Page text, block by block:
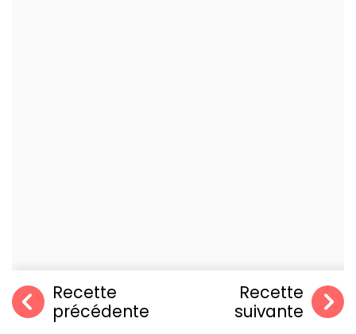
Recette
précédente
Recette
suivante